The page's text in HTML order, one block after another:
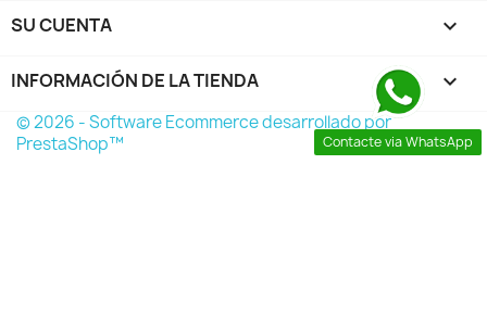
SU CUENTA 
INFORMACIÓN DE LA TIENDA keyboard_arrow_down
Contacte via WhatsApp
© 2026 - Software Ecommerce desarrollado por
PrestaShop™